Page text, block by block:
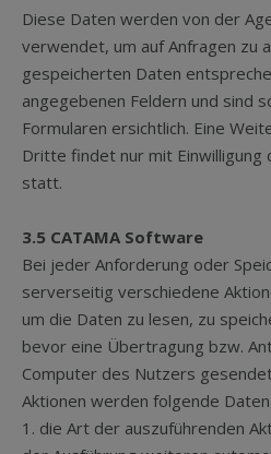
Diese Daten werden von der
verwendet, um auf Anfragen zu
gespeicherten Daten
angegebenen Feldern und sind
Formularen ersichtlich. Eine
Dritte findet nur mit
statt.
3.5 CATAMA Software
Bei jeder Anforderung oder
serverseitig verschiedene
um die Daten zu lesen, zu
bevor eine Übertragung bzw.
Computer des Nutzers
Aktionen werden folgende
1. die Art der auszuführenden